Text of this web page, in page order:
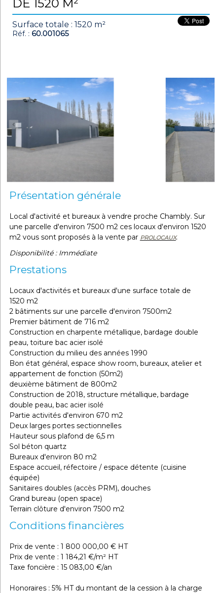
DE 1520 M²
Surface totale : 1520 m²
Réf. : 60.001065
Présentation générale
Local d'activité et bureaux à vendre proche Chambly. Sur
une parcelle d'environ 7500 m2 ces locaux d'environ 1520
m2 vous sont proposés à la vente par PROLOCAUX.
Disponibilité : Immédiate
Prestations
Locaux d'activités et bureaux d'une surface totale de
1520 m2
2 bâtiments sur une parcelle d'environ 7500m2
Premier bâtiment de 716 m2
Construction en charpente métallique, bardage double
peau, toiture bac acier isolé
Construction du milieu des années 1990
Bon état général, espace show room, bureaux, atelier et
appartement de fonction (50m2)
deuxième bâtiment de 800m2
Construction de 2018, structure métallique, bardage
double peau, bac acier isolé
Partie activités d'environ 670 m2
Deux larges portes sectionnelles
Hauteur sous plafond de 6,5 m
Sol béton quartz
Bureaux d'environ 80 m2
Espace accueil, réfectoire / espace détente (cuisine
équipée)
Sanitaires doubles (accès PRM), douches
Grand bureau (open space)
Terrain clôture d'environ 7500 m2
Conditions financières
Prix de vente : 1 800 000,00 € HT
Prix de vente : 1 184,21 €/m² HT
Taxe foncière : 15 083,00 €/an
Honoraires : 5% HT du montant de la cession à la charge